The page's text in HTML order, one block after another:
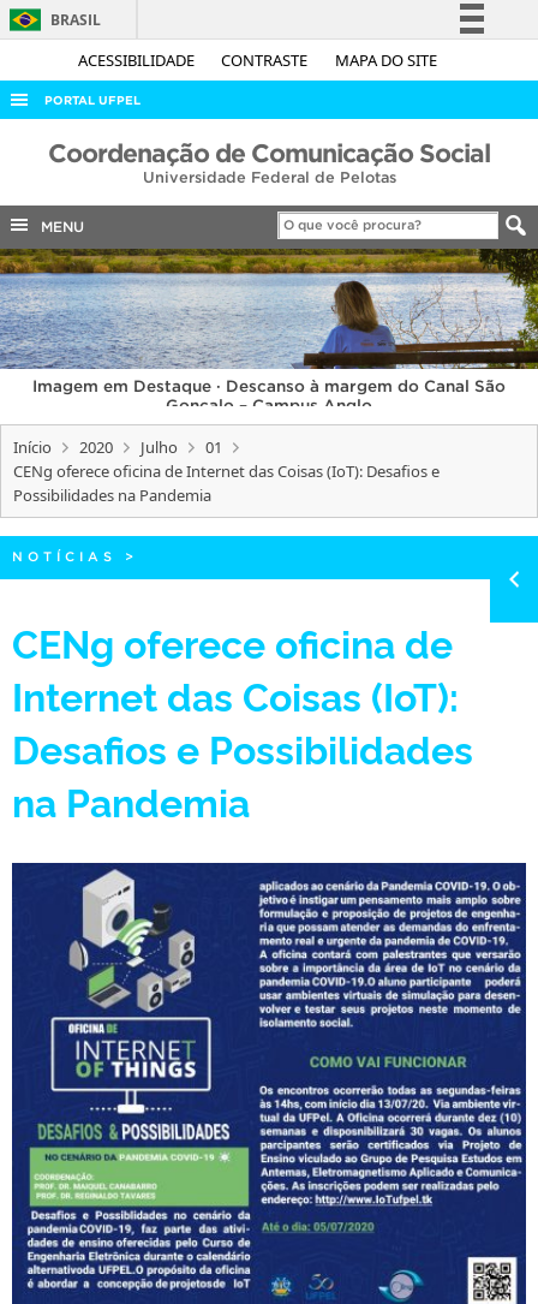
ACESSIBILIDADE CONTRASTE MAPA DO SITE
BRASIL
Simplifique!
Acesso à informação
Legislação
Canais
PORTAL UFPEL
ACESSO À INFORMAÇÃO
COBALTO
CONCURSOS
EDITAIS
INTERNACIONAL
OUVIDORIA
PORTARIAS
TELEFONES
Coordenação de Comunicação Social
Universidade Federal de Pelotas
MENU
Imagem em Destaque · Descanso à margem do Canal São
Gonçalo – Campus Anglo
Início 2020 Julho
01
CENg oferece oficina de Internet das Coisas (IoT): Desafios e
Possibilidades na Pandemia
NOTÍCIAS >
CENg oferece oficina de
Internet das Coisas (IoT):
Desafios e Possibilidades
na Pandemia